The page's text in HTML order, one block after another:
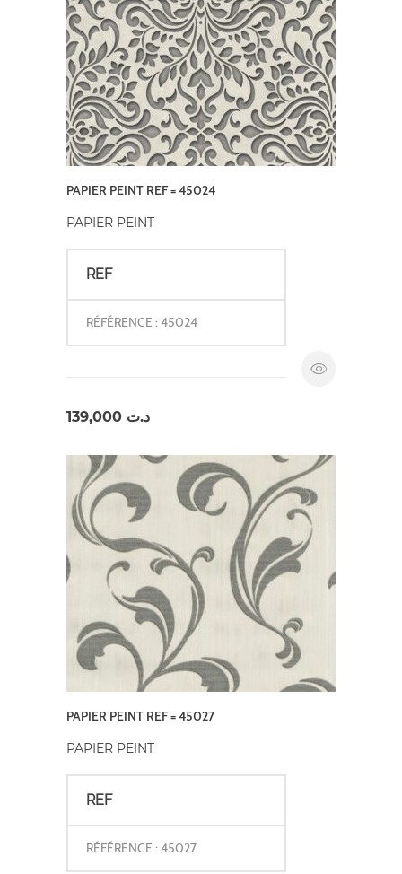
PAPIER PEINT REF = 45024
PAPIER PEINT
REF
RÉFÉRENCE : 45024
د.ت
PAPIER PEINT REF = 45027
PAPIER PEINT
REF
RÉFÉRENCE : 45027